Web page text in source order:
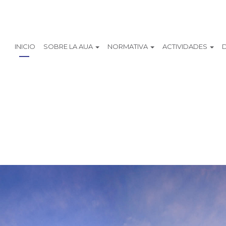
INICIO SOBRE LA AUA NORMATIVA ACTIVIDADES